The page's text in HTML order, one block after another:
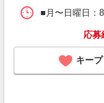
■月〜日曜日
応募
キープ